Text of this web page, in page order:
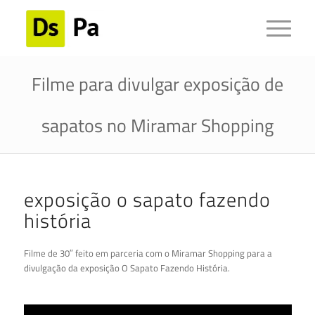
Filme para divulgar exposição de
sapatos no Miramar Shopping
exposição o sapato fazendo
história
Filme de 30″ feito em parceria com o Miramar Shopping para a
divulgação da exposição O Sapato Fazendo História.